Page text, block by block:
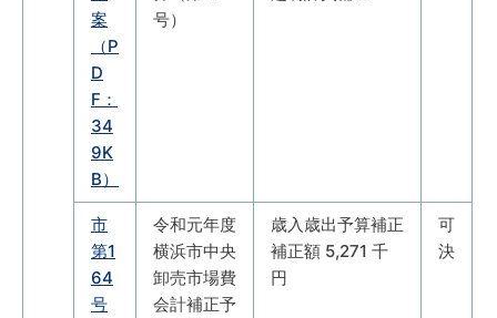
案
（P
D
F：
34
9K
B）
号）
市
第1
64
号
令和元年度
横浜市中央
卸売市場費
会計補正予
歳入歳出予算補正
補正額 5,271 千
円
可
決